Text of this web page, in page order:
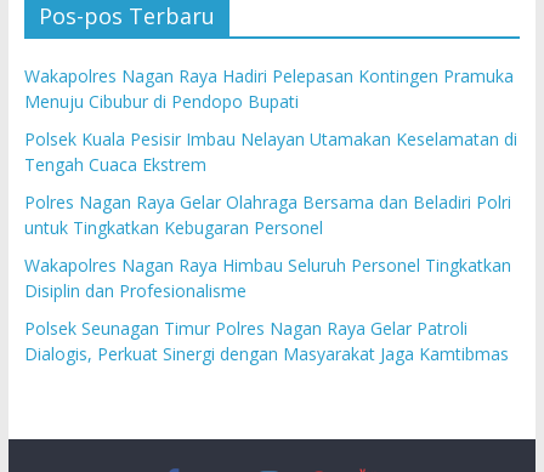
Pos-pos Terbaru
Wakapolres Nagan Raya Hadiri Pelepasan Kontingen Pramuka
Menuju Cibubur di Pendopo Bupati
Polsek Kuala Pesisir Imbau Nelayan Utamakan Keselamatan di
Tengah Cuaca Ekstrem
Polres Nagan Raya Gelar Olahraga Bersama dan Beladiri Polri
untuk Tingkatkan Kebugaran Personel
Wakapolres Nagan Raya Himbau Seluruh Personel Tingkatkan
Disiplin dan Profesionalisme
Polsek Seunagan Timur Polres Nagan Raya Gelar Patroli
Dialogis, Perkuat Sinergi dengan Masyarakat Jaga Kamtibmas